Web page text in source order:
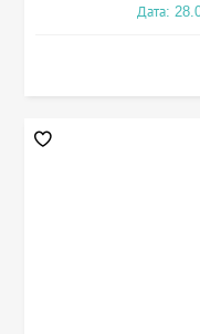
Дата: